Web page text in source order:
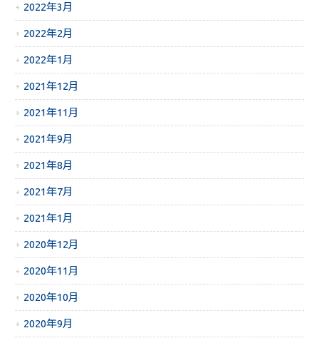
2022年3月
2022年2月
2022年1月
2021年12月
2021年11月
2021年9月
2021年8月
2021年7月
2021年1月
2020年12月
2020年11月
2020年10月
2020年9月